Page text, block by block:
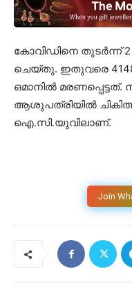
കോവിഡിനെ തുടർന്ന് 2
ചെയ്തു. ഇതുവരെ
ഒമാനിൽ മരണപ്പെട്ടത്.
ആശുപത്രിയിൽ
ഐ.സി.യുവിലാണ്.
Join